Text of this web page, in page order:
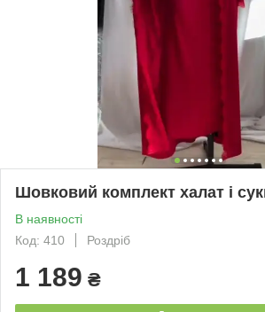
Шовковий комплект халат і
В наявності
Код: 410
Роздріб
1 189 ₴